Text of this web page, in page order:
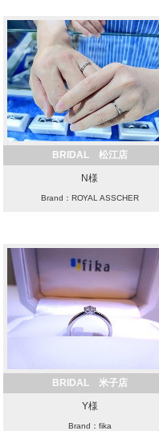
BRIDAL 松江店
N様
Brand：ROYAL ASSCHER
BRIDAL 米子店
Y様
Brand：fika